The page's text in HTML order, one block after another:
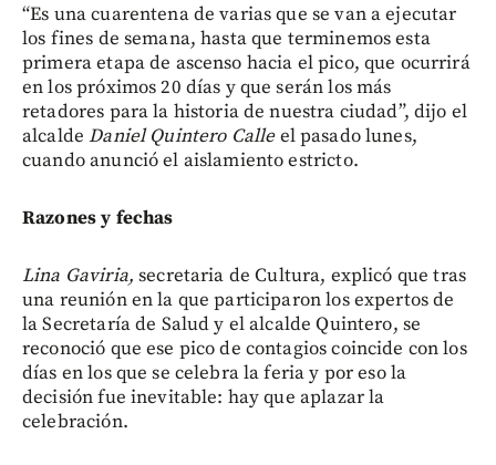
“Es una cuarentena de varias que se van a ejecutar
los fines de semana, hasta que terminemos esta
primera etapa de ascenso hacia el pico, que ocurrirá
en los próximos 20 días y que serán los más
retadores para la historia de nuestra ciudad”, dijo el
alcaldeDaniel Quintero Calleel pasado lunes,
cuando anunció el aislamiento estricto.
Razones y fechas
Lina Gaviria, secretaria de Cultura, explicó que tras
una reunión en la que participaron los expertos de
la Secretaría de Salud y el alcalde Quintero, se
reconoció que ese pico de contagios coincide con los
días en los que se celebra la feria y por eso la
decisión fue inevitable: hay que aplazar la
celebración.